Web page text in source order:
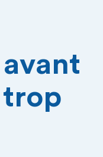
trop